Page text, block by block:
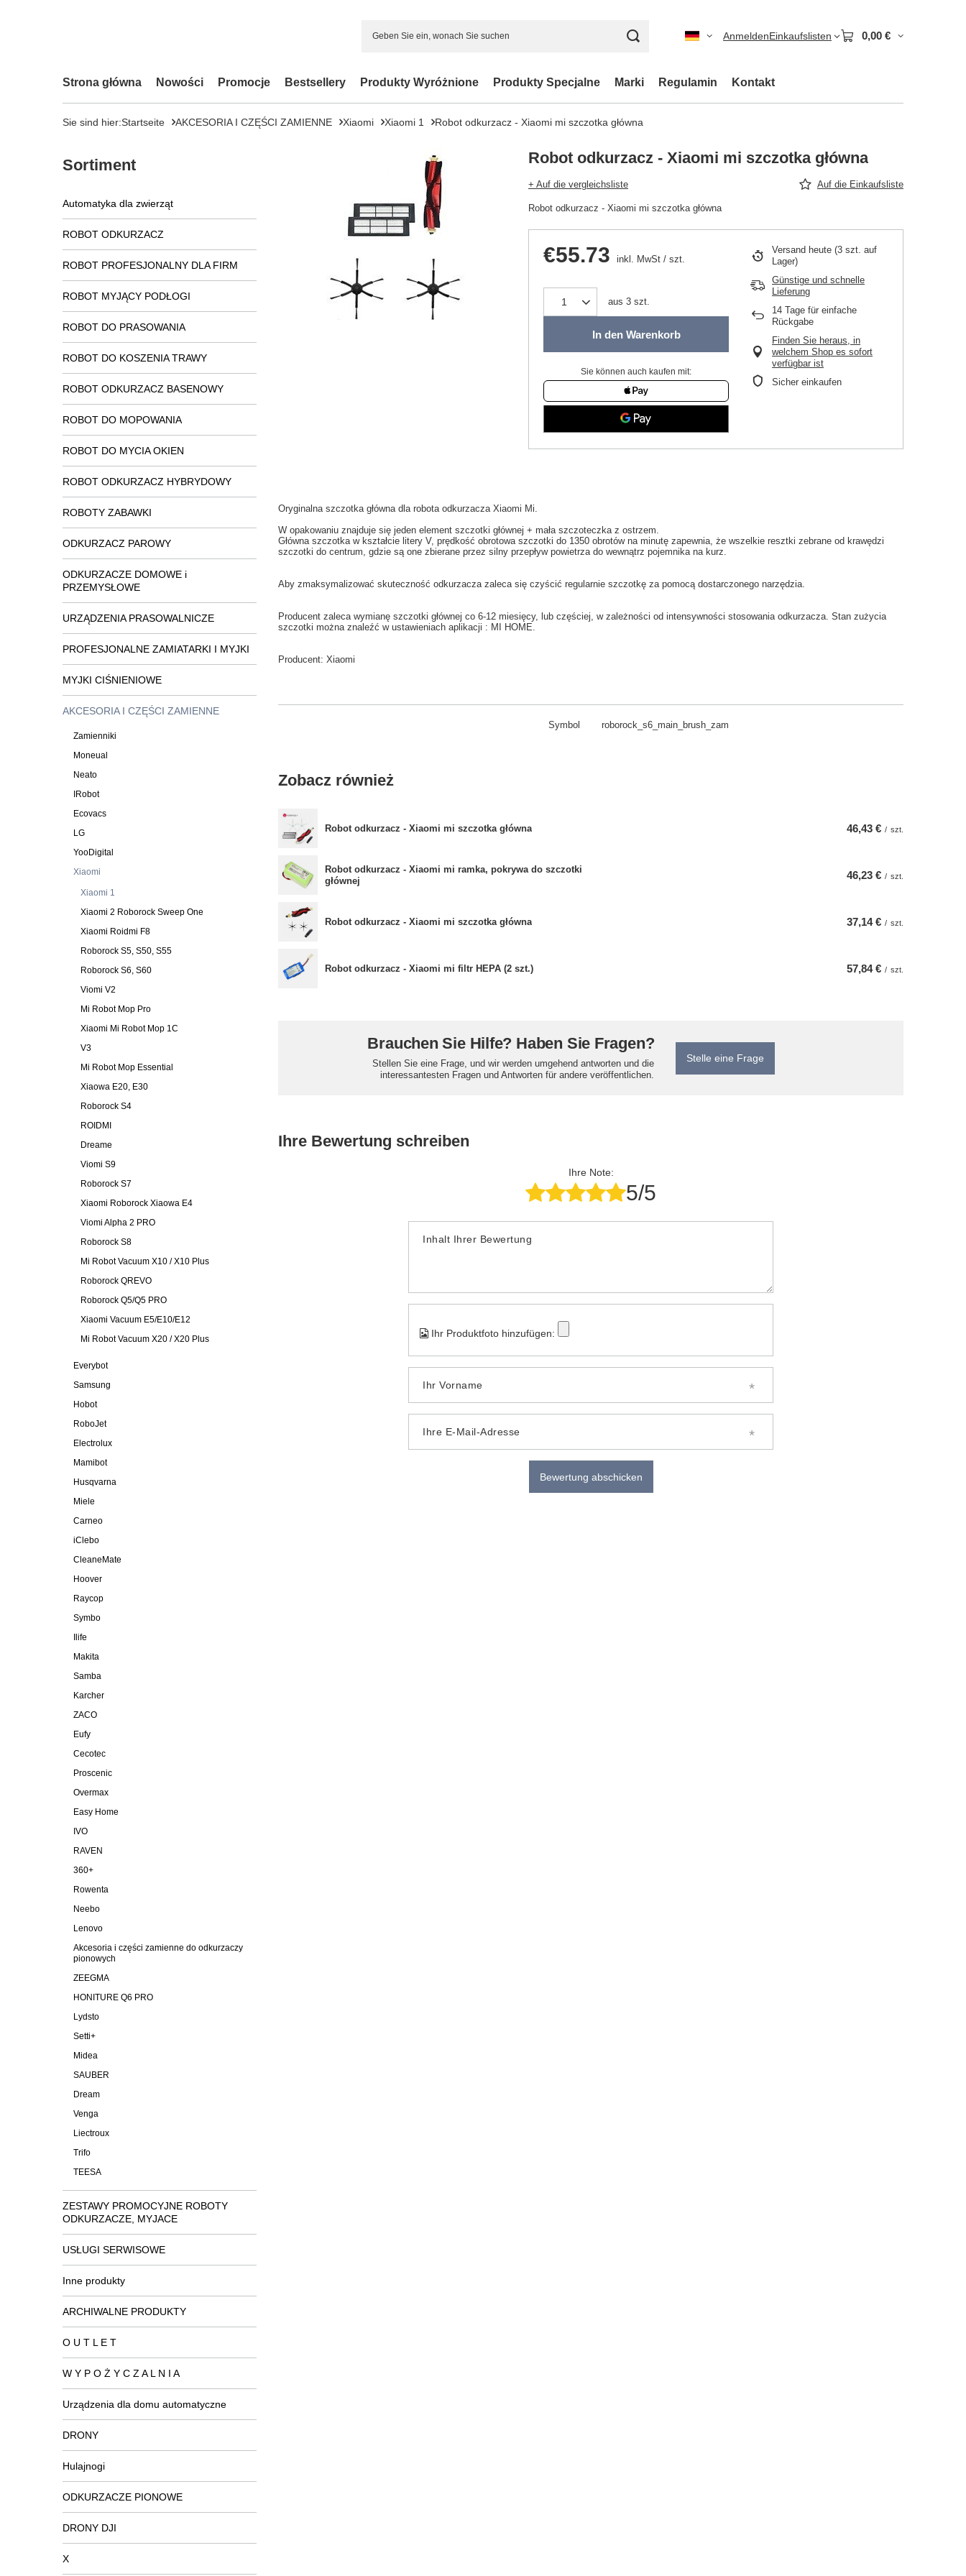
AnmeldenEinkaufslisten 0,00 €
Strona główna Nowości Promocje Bestsellery Produkty Wyróżnione Produkty Specjalne Marki Regulamin Kontakt
Sie sind hier:Startseite AKCESORIA I CZĘŚCI ZAMIENNE Xiaomi Xiaomi 1 Robot odkurzacz - Xiaomi mi szczotka główna
Sortiment
Automatyka dla zwierząt
ROBOT ODKURZACZ
ROBOT PROFESJONALNY DLA FIRM
ROBOT MYJĄCY PODŁOGI
ROBOT DO PRASOWANIA
ROBOT DO KOSZENIA TRAWY
ROBOT ODKURZACZ BASENOWY
ROBOT DO MOPOWANIA
ROBOT DO MYCIA OKIEN
ROBOT ODKURZACZ HYBRYDOWY
ROBOTY ZABAWKI
ODKURZACZ PAROWY
ODKURZACZE DOMOWE i
PRZEMYSŁOWE
URZĄDZENIA PRASOWALNICZE
PROFESJONALNE ZAMIATARKI I MYJKI
MYJKI CIŚNIENIOWE
AKCESORIA I CZĘŚCI ZAMIENNE
Zamienniki
Moneual
Neato
IRobot
Ecovacs
LG
YooDigital
Xiaomi
Xiaomi 1
Xiaomi 2 Roborock Sweep One
Xiaomi Roidmi F8
Roborock S5, S50, S55
Roborock S6, S60
Viomi V2
Mi Robot Mop Pro
Xiaomi Mi Robot Mop 1C
V3
Mi Robot Mop Essential
Xiaowa E20, E30
Roborock S4
ROIDMI
Dreame
Viomi S9
Roborock S7
Xiaomi Roborock Xiaowa E4
Viomi Alpha 2 PRO
Roborock S8
Mi Robot Vacuum X10 / X10 Plus
Roborock QREVO
Roborock Q5/Q5 PRO
Xiaomi Vacuum E5/E10/E12
Mi Robot Vacuum X20 / X20 Plus
Everybot
Samsung
Hobot
RoboJet
Electrolux
Mamibot
Husqvarna
Miele
Carneo
iClebo
CleaneMate
Hoover
Raycop
Symbo
Ilife
Makita
Samba
Karcher
ZACO
Eufy
Cecotec
Proscenic
Overmax
Easy Home
IVO
RAVEN
360+
Rowenta
Neebo
Lenovo
Akcesoria i części zamienne do odkurzaczy
pionowych
ZEEGMA
HONITURE Q6 PRO
Lydsto
Setti+
Midea
SAUBER
Dream
Venga
Liectroux
Trifo
TEESA
ZESTAWY PROMOCYJNE ROBOTY
ODKURZACZE, MYJACE
USŁUGI SERWISOWE
Inne produkty
ARCHIWALNE PRODUKTY
O U T L E T
W Y P O Ż Y C Z A L N I A
Urządzenia dla domu automatyczne
DRONY
Hulajnogi
ODKURZACZE PIONOWE
DRONY DJI
X
Robot odkurzacz - Xiaomi mi szczotka główna
+ Auf die vergleichsliste Auf die Einkaufsliste
Robot odkurzacz - Xiaomi mi szczotka główna
€55.73 inkl. MwSt / szt.
aus 3 szt.
In den Warenkorb
Sie können auch kaufen mit:
Versand heute (3 szt. auf
Lager)
Günstige und schnelle
Lieferung
14 Tage für einfache
Rückgabe
Finden Sie heraus, in
welchem Shop es sofort
verfügbar ist
Sicher einkaufen
Oryginalna szczotka główna dla robota odkurzacza Xiaomi Mi.
W opakowaniu znajduje się jeden element szczotki głównej + mała szczoteczka z ostrzem.
Główna szczotka w kształcie litery V, prędkość obrotowa szczotki do 1350 obrotów na minutę zapewnia, że wszelkie resztki zebrane od krawędzi
szczotki do centrum, gdzie są one zbierane przez silny przepływ powietrza do wewnątrz pojemnika na kurz.
Aby zmaksymalizować skuteczność odkurzacza zaleca się czyścić regularnie szczotkę za pomocą dostarczonego narzędzia.
Producent zaleca wymianę szczotki głównej co 6-12 miesięcy, lub częściej, w zależności od intensywności stosowania odkurzacza. Stan zużycia
szczotki można znaleźć w ustawieniach aplikacji : MI HOME.
Producent: Xiaomi
Symbol roborock_s6_main_brush_zam
Zobacz również
Robot odkurzacz - Xiaomi mi szczotka główna 46,43 € / szt.
Robot odkurzacz - Xiaomi mi ramka, pokrywa do szczotki
głównej
46,23 € / szt.
Robot odkurzacz - Xiaomi mi szczotka główna 37,14 € / szt.
Robot odkurzacz - Xiaomi mi filtr HEPA (2 szt.) 57,84 € / szt.
Brauchen Sie Hilfe? Haben Sie Fragen?
Stellen Sie eine Frage, und wir werden umgehend antworten und die
interessantesten Fragen und Antworten für andere veröffentlichen.
Stelle eine Frage
Ihre Bewertung schreiben
Ihre Note:
5/5
Inhalt Ihrer Bewertung
Ihr Produktfoto hinzufügen:
Ihr Vorname
Ihre E-Mail-Adresse
Bewertung abschicken